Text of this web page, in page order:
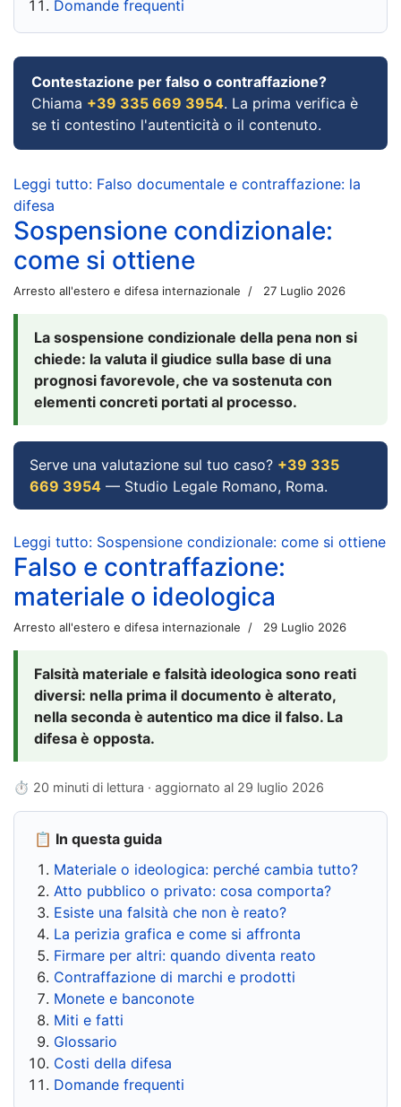
Domande frequenti
Contestazione per falso o contraffazione?
Chiama +39 335 669 3954. La prima verifica è
se ti contestino l'autenticità o il contenuto.
Leggi tutto: Falso documentale e contraffazione: la
difesa
Sospensione condizionale:
come si ottiene
Arresto all'estero e difesa internazionale 27 Luglio 2026
La sospensione condizionale della pena non si
chiede: la valuta il giudice sulla base di una
prognosi favorevole, che va sostenuta con
elementi concreti portati al processo.
Serve una valutazione sul tuo caso? +39 335
669 3954 — Studio Legale Romano, Roma.
Leggi tutto: Sospensione condizionale: come si ottiene
Falso e contraffazione:
materiale o ideologica
Arresto all'estero e difesa internazionale 29 Luglio 2026
Falsità materiale e falsità ideologica sono reati
diversi: nella prima il documento è alterato,
nella seconda è autentico ma dice il falso. La
difesa è opposta.
⏱ 20 minuti di lettura · aggiornato al 29 luglio 2026
📋 In questa guida
Materiale o ideologica: perché cambia tutto?
Atto pubblico o privato: cosa comporta?
Esiste una falsità che non è reato?
La perizia grafica e come si affronta
Firmare per altri: quando diventa reato
Contraffazione di marchi e prodotti
Monete e banconote
Miti e fatti
Glossario
Costi della difesa
Domande frequenti